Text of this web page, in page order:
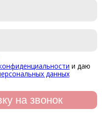
и даю
данных